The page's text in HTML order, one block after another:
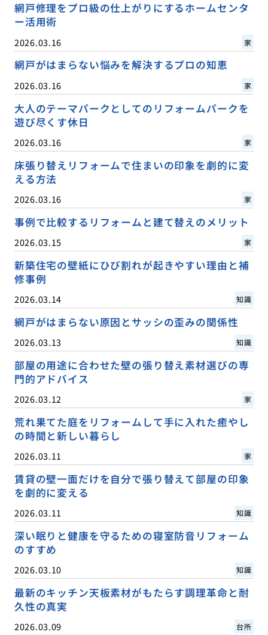
網戸修理をプロ級の仕上がりにするホームセンタ
ー活用術
2026.03.16 家
網戸がはまらない悩みを解決するプロの知恵
2026.03.16 家
大人のテーマパークとしてのリフォームパークを
遊び尽くす休日
2026.03.16 家
床張り替えリフォームで住まいの印象を劇的に変
える方法
2026.03.16 家
事例で比較するリフォームと建て替えのメリット
2026.03.15 家
新築住宅の壁紙にひび割れが起きやすい理由と補
修事例
2026.03.14 知識
網戸がはまらない原因とサッシの歪みの関係性
2026.03.13 知識
部屋の用途に合わせた壁の張り替え素材選びの専
門的アドバイス
2026.03.12 家
荒れ果てた庭をリフォームして手に入れた癒やし
の時間と新しい暮らし
2026.03.11 家
賃貸の壁一面だけを自分で張り替えて部屋の印象
を劇的に変える
2026.03.11 知識
深い眠りと健康を守るための寝室防音リフォーム
のすすめ
2026.03.10 知識
最新のキッチン天板素材がもたらす調理革命と耐
久性の真実
2026.03.09 台所